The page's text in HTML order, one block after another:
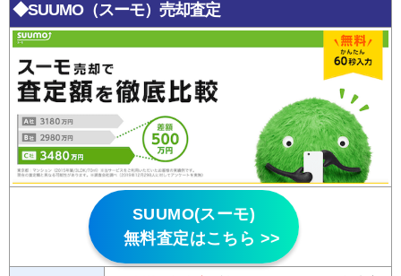
◆SUUMO（スーモ）売却査定
SUUMO(スーモ)
無料査定はこちら >>